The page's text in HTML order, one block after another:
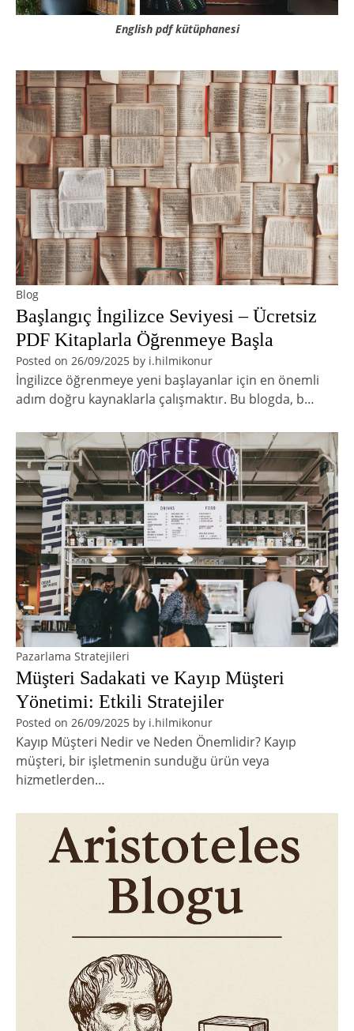
English pdf kütüphanesi
Blog
Başlangıç İngilizce Seviyesi – Ücretsiz
PDF Kitaplarla Öğrenmeye Başla
Posted on 26/09/2025 by i.hilmikonur
İngilizce öğrenmeye yeni başlayanlar için en önemli
adım doğru kaynaklarla çalışmaktır. Bu blogda, b…
Pazarlama Stratejileri
Müşteri Sadakati ve Kayıp Müşteri
Yönetimi: Etkili Stratejiler
Posted on 26/09/2025 by i.hilmikonur
Kayıp Müşteri Nedir ve Neden Önemlidir? Kayıp
müşteri, bir işletmenin sunduğu ürün veya
hizmetlerden…